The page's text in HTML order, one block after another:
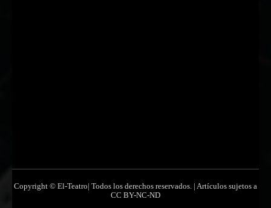
Copyright © El-Teatro| Todos los derechos reservados. | Artículos sujetos a
CC BY-NC-ND